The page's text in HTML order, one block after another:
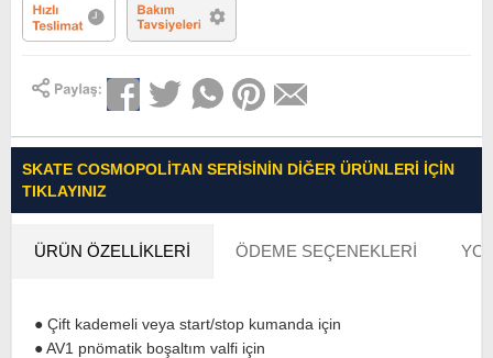
SKATE COSMOPOLITAN SERISININ DIĞER ÜRÜNLERI İÇIN
TIKLAYINIZ
ÜRÜN ÖZELLIKLERI ÖDEME SEÇENEKLERI
● Çift kademeli veya start/stop kumanda için
● AV1 pnömatik boşaltım valfi için